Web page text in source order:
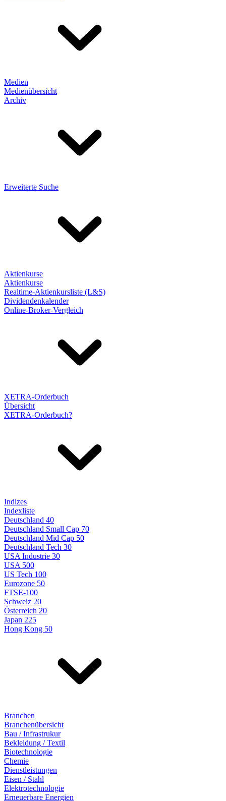
Medien
Medienübersicht
Archiv
Erweiterte Suche
Aktienkurse
Aktienkurse
Realtime-Aktienkursliste (L&S)
Dividendenkalender
Online-Broker-Vergleich
XETRA-Orderbuch
Übersicht
XETRA-Orderbuch?
Indizes
Indexliste
Deutschland 40
Deutschland Small Cap 70
Deutschland Mid Cap 50
Deutschland Tech 30
USA Industrie 30
USA 500
US Tech 100
Eurozone 50
FTSE-100
Schweiz 20
Österreich 20
Japan 225
Hong Kong 50
Branchen
Branchenübersicht
Bau / Infrastrukur
Bekleidung / Textil
Biotechnologie
Chemie
Dienstleistungen
Eisen / Stahl
Elektrotechnologie
Erneuerbare Energien